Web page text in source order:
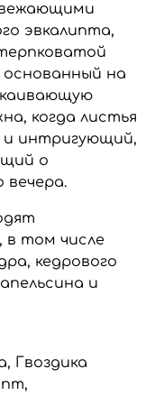
эвкалипта,
на
когда листья
интригующий,
о
вечера.
в том числе
кедрового
и
Гвоздика